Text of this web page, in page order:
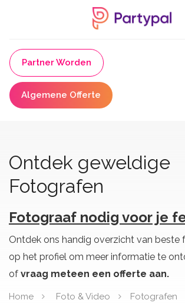
Partner Worden
Algemene Offerte
Ontdek geweldige
Fotografen
Fotograaf nodig voor je
Ontdek ons handig overzicht van beste
op het profiel om meer informatie te
of vraag meteen een offerte aan.
Home Foto & Video Fotografen